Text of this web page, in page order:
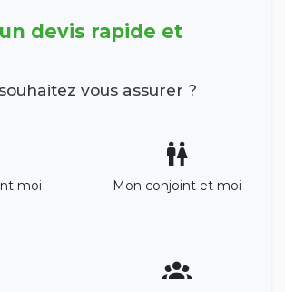
devis rapide et
vous assurer ?
moi Mon conjoint et moi